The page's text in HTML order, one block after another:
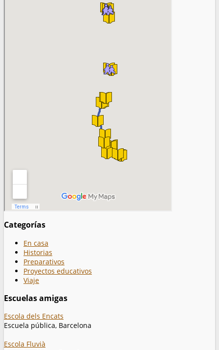
Categorías
En casa
Historias
Preparativos
Proyectos educativos
Viaje
Escuelas amigas
Escola dels Encats
Escuela pública, Barcelona
Escola Fluvià